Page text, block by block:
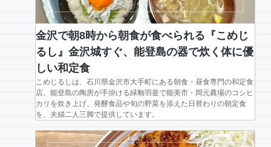
金沢で朝8時から朝食が食べられる『こめじ
るし』金沢城すぐ、能登島の器で炊く体に優
しい和定食
こめじるしは、石川県金沢市大手町にある朝食・昼食専門の和定食
店。能登島の陶房が手掛ける緑釉羽釜で能美市・岡元農場のコシヒ
カリを炊き上げ、発酵食品や旬の野菜を添えた日替わりの朝定食
を、夫婦二人三脚で提供しています。